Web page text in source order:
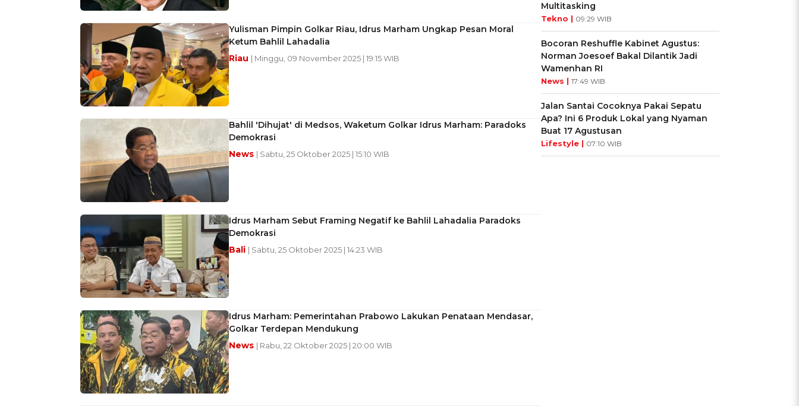
Yulisman Pimpin Golkar Riau, Idrus Marham Ungkap Pesan Moral
Ketum Bahlil Lahadalia
Riau | Minggu, 09 November 2025 | 19:15 WIB
Bahlil 'Dihujat' di Medsos, Waketum Golkar Idrus Marham: Paradoks
Demokrasi
News | Sabtu, 25 Oktober 2025 | 15:10 WIB
Idrus Marham Sebut Framing Negatif ke Bahlil Lahadalia Paradoks
Demokrasi
Bali | Sabtu, 25 Oktober 2025 | 14:23 WIB
Idrus Marham: Pemerintahan Prabowo Lakukan Penataan Mendasar,
Golkar Terdepan Mendukung
News | Rabu, 22 Oktober 2025 | 20:00 WIB
Multitasking
Tekno | 09:29 WIB
Bocoran Reshuffle Kabinet Agustus:
Norman Joesoef Bakal Dilantik Jadi
Wamenhan RI
News | 17:49 WIB
Jalan Santai Cocoknya Pakai Sepatu
Apa? Ini 6 Produk Lokal yang Nyaman
Buat 17 Agustusan
Lifestyle | 07:10 WIB